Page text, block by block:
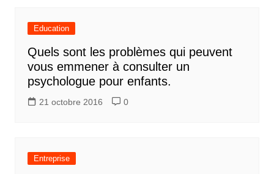
Education
Quels sont les problèmes qui peuvent
vous emmener à consulter un
psychologue pour enfants.
21 octobre 2016 0
Entreprise